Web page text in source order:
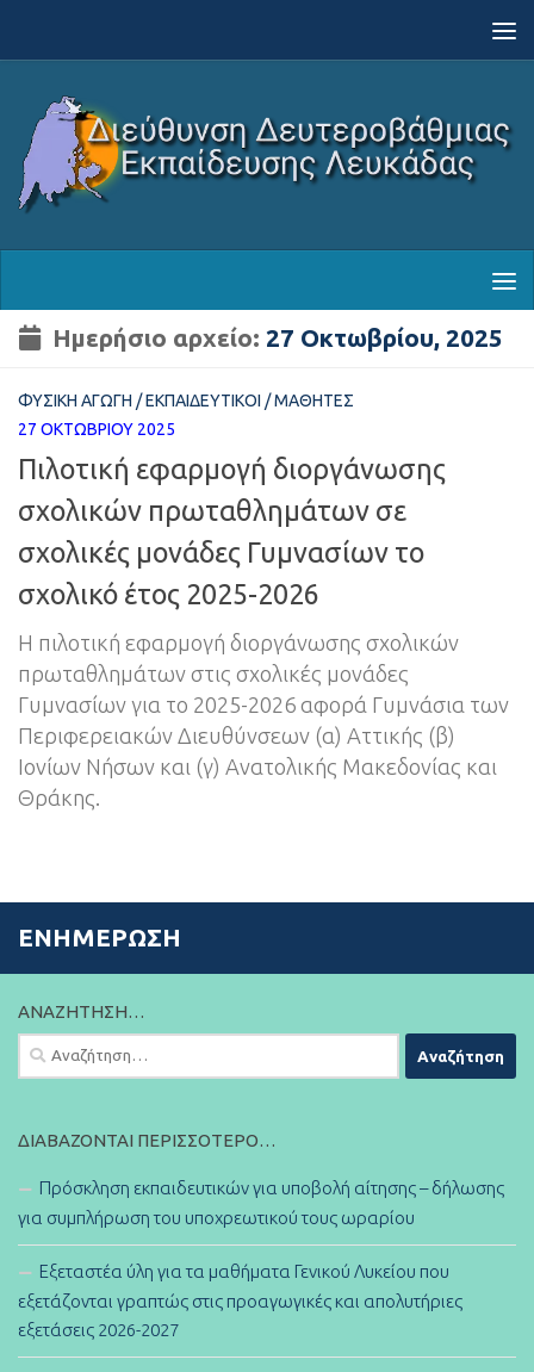
Ημερήσιο αρχείο: 27 Οκτωβρίου, 2025
ΦΥΣΙΚΉ ΑΓΩΓΉ /ΕΚΠΑΙΔΕΥΤΙΚΟΊ /ΜΑΘΗΤΈΣ
27 ΟΚΤΩΒΡΊΟΥ 2025
Πιλοτική εφαρμογή διοργάνωσης
σχολικών πρωταθλημάτων σε
σχολικές μονάδες Γυμνασίων το
σχολικό έτος 2025-2026
Η πιλοτική εφαρμογή διοργάνωσης σχολικών
πρωταθλημάτων στις σχολικές μονάδες
Γυμνασίων για το 2025-2026 αφορά Γυμνάσια των
Περιφερειακών Διευθύνσεων (α) Αττικής (β)
Ιονίων Νήσων και (γ) Ανατολικής Μακεδονίας και
Θράκης.
ΕΝΗΜΈΡΩΣΗ
ΑΝΑΖΉΤΗΣΗ…
Αναζήτηση
για:
ΔΙΑΒΆΖΟΝΤΑΙ ΠΕΡΙΣΣΌΤΕΡΟ…
Πρόσκληση εκπαιδευτικών για υποβολή αίτησης – δήλωσης
για συμπλήρωση του υποχρεωτικού τους ωραρίου
Εξεταστέα ύλη για τα μαθήματα Γενικού Λυκείου που
εξετάζονται γραπτώς στις προαγωγικές και απολυτήριες
εξετάσεις 2026-2027